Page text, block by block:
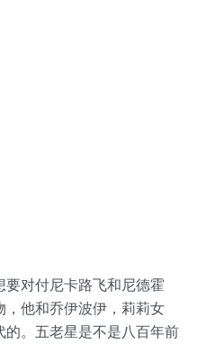
对付尼卡路飞和尼德霍
，他和乔伊波伊，莉莉女
的。五老星是不是八百年前